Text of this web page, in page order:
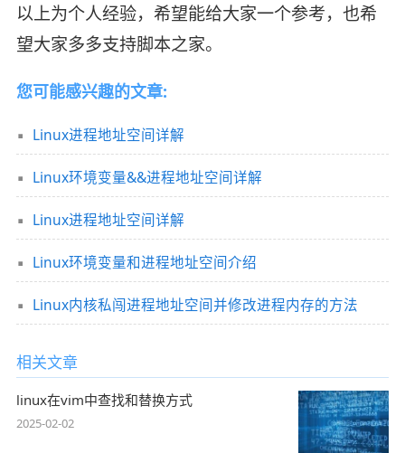
以上为个人经验，希望能给大家一个参考，也希
望大家多多支持脚本之家。
您可能感兴趣的文章:
Linux进程地址空间详解
Linux环境变量&&进程地址空间详解
Linux进程地址空间详解
Linux环境变量和进程地址空间介绍
Linux内核私闯进程地址空间并修改进程内存的方法
相关文章
linux在vim中查找和替换方式
2025-02-02